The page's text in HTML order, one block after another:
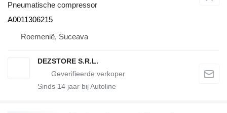
Pneumatische compressor
A0011306215
Roemenië, Suceava
DEZSTORE S.R.L.
Sinds 14 jaar bij Autoline